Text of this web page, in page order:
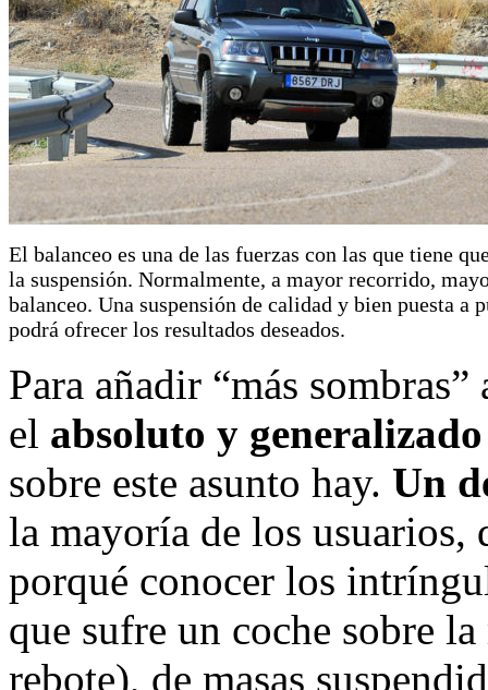
El balanceo es una de las fuerzas con las que tiene
la suspensión. Normalmente, a mayor recorrido,
balanceo. Una suspensión de calidad y bien puesta a
podrá ofrecer los resultados deseados.
Para añadir “más
el absoluto y
sobre este asunto hay. Un
la mayoría de los usuarios,
porqué conocer los
que sufre un coche sobre
rebote), de masas